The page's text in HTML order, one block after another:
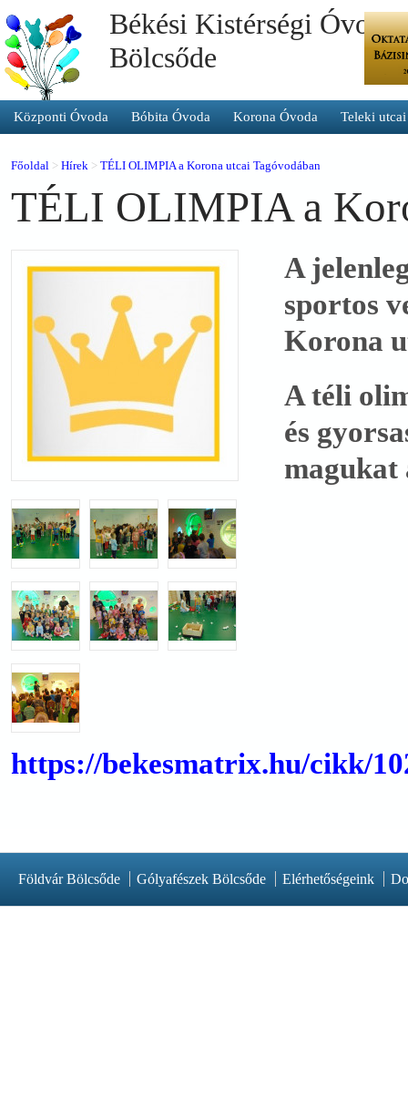
Békési Kistérségi Óvoda
Bölcsőde
Központi Óvoda Bóbita Óvoda Korona Óvoda Teleki
Főoldal > Hírek > TÉLI OLIMPIA a Korona utcai Tagóvodában
TÉLI OLIMPIA a
A
sportos
Korona
A téli
és
magukat
https://bekesmatrix.hu/cikk/
Földvár Bölcsőde Gólyafészek Bölcsőde Elérhetőségeink